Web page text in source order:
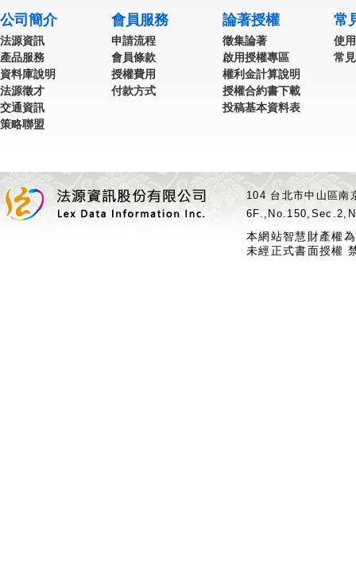
公司簡介
法源資訊
產品服務
資料庫說明
法源徵才
交通資訊
策略聯盟
會員服務
申請流程
會員條款
授權費用
付款方式
論著授權
徵集論著
啟用授權專區
權利金計算說明
授權合約書下載
投稿基本資料表
常
使
常
104 台北市中山區
本網站智慧財產權
未經正式書面授權